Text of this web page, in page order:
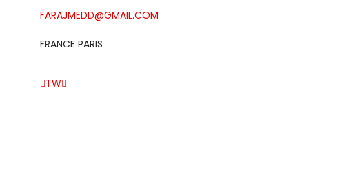
FARAJMEDD@GMAIL.COM
FRANCE PARIS
TW